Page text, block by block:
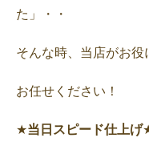
た」・・
そんな時、当店がお役
お任せください！
★当日スピード仕上げ